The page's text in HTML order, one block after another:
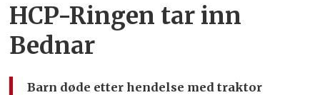
HCP-Ringen tar inn
Bednar
Barn døde etter hendelse med traktor